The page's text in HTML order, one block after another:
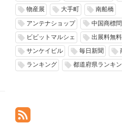
local_offer 物産展 local_offer 大手町 local_offer 南船橋
local_offer アンテナショップ local_offer 中国商標
local_offer ビビットマルシェ local_offer 出展料無料
local_offer サンケイビル local_offer 毎日新聞 local_offer
local_offer ランキング local_offer 都道府県ランキ